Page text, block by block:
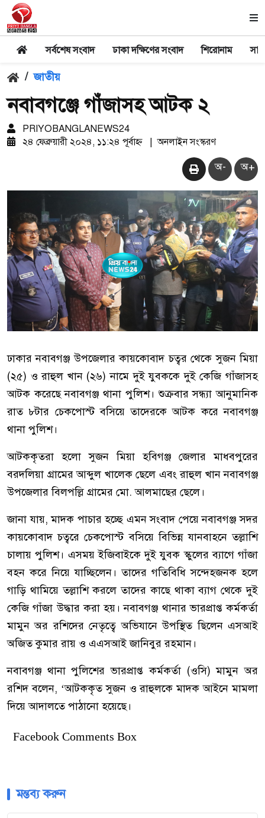
সর্বশেষ সংবাদ ঢাকা দক্ষিণের সংবাদ শিরোনাম
/ জাতীয়
নবাবগঞ্জে গাঁজাসহ আটক ২
PRIYOBANGLANEWS24
২৪ ফেব্রুয়ারী ২০২৪, ১১:২৪ পূর্বাহ্ন
অনলাইন সংস্করণ
অ- অ+
ঢাকার নবাবগঞ্জ উপজেলার কায়কোবাদ চত্বর থেকে সুজন মিয়া
(২৫) ও রাহুল খান (২৬) নামে দুই যুবককে দুই কেজি গাঁজাসহ
আটক করেছে নবাবগঞ্জ থানা পুলিশ। শুক্রবার সন্ধ্যা আনুমানিক
রাত ৮টার চেকপোস্ট বসিয়ে তাদেরকে আটক করে নবাবগঞ্জ
থানা পুলিশ।
আটককৃতরা হলো সুজন মিয়া হবিগঞ্জ জেলার মাধবপুরের
বরদলিয়া গ্রামের আব্দুল খালেক ছেলে এবং রাহুল খান নবাবগঞ্জ
উপজেলার বিলপল্লি গ্রামের মো. আলমাছের ছেলে।
জানা যায়, মাদক পাচার হচ্ছে এমন সংবাদ পেয়ে নবাবগঞ্জ সদর
কায়কোবাদ চত্বরে চেকপোস্ট বসিয়ে বিভিন্ন যানবাহনে তল্লাশি
চালায় পুলিশ। এসময় ইজিবাইকে দুই যুবক স্কুলের ব্যাগে গাঁজা
বহন করে নিয়ে যাচ্ছিলেন। তাদের গতিবিধি সন্দেহজনক হলে
গাড়ি থামিয়ে তল্লাশি করলে তাদের কাছে থাকা ব্যাগ থেকে দুই
কেজি গাঁজা উদ্ধার করা হয়। নবাবগঞ্জ থানার ভারপ্রাপ্ত কর্মকর্তা
মামুন অর রশিদের নেতৃত্বে অভিযানে উপস্থিত ছিলেন এসআই
অজিত কুমার রায় ও এএসআই জানিবুর রহমান।
নবাবগঞ্জ থানা পুলিশের ভারপ্রাপ্ত কর্মকর্তা (ওসি) মামুন অর
রশিদ বলেন, ‘আটককৃত সুজন ও রাহুলকে মাদক আইনে মামলা
দিয়ে আদালতে পাঠানো হয়েছে।
Facebook Comments Box
মন্তব্য করুন